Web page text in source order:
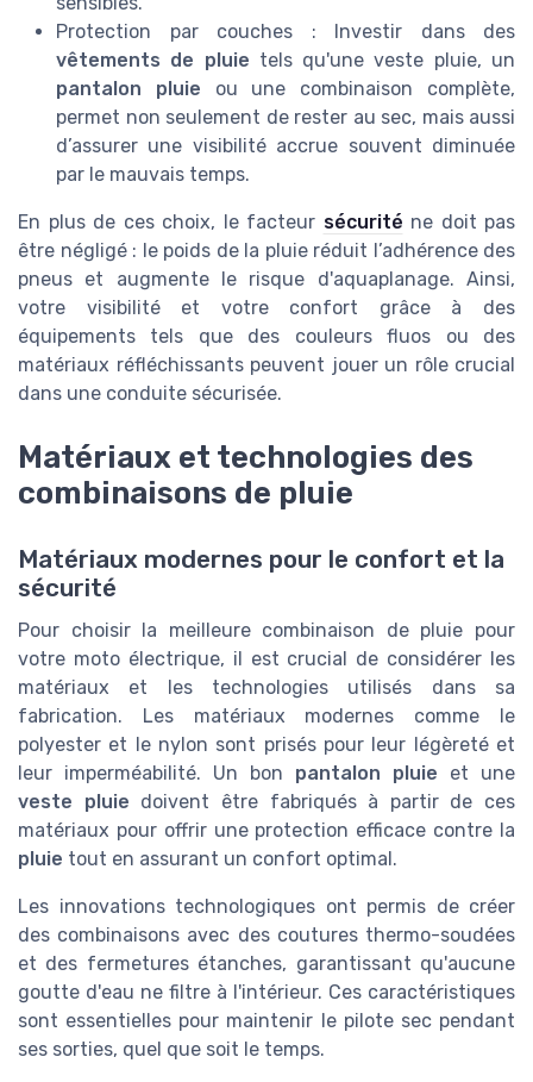
Protection par couches : Investir dans des
vêtements de pluie tels qu'une veste pluie, un
pantalon pluie ou une combinaison complète,
permet non seulement de rester au sec, mais aussi
d’assurer une visibilité accrue souvent diminuée
par le mauvais temps.
En plus de ces choix, le facteur sécurité ne doit pas
être négligé : le poids de la pluie réduit l’adhérence des
pneus et augmente le risque d'aquaplanage. Ainsi,
votre visibilité et votre confort grâce à des
équipements tels que des couleurs fluos ou des
matériaux réfléchissants peuvent jouer un rôle crucial
dans une conduite sécurisée.
Matériaux et technologies des
combinaisons de pluie
Matériaux modernes pour le confort et la
sécurité
Pour choisir la meilleure combinaison de pluie pour
votre moto électrique, il est crucial de considérer les
matériaux et les technologies utilisés dans sa
fabrication. Les matériaux modernes comme le
polyester et le nylon sont prisés pour leur légèreté et
leur imperméabilité. Un bon pantalon pluie et une
veste pluie doivent être fabriqués à partir de ces
matériaux pour offrir une protection efficace contre la
pluie tout en assurant un confort optimal.
Les innovations technologiques ont permis de créer
des combinaisons avec des coutures thermo-soudées
et des fermetures étanches, garantissant qu'aucune
goutte d'eau ne filtre à l'intérieur. Ces caractéristiques
sont essentielles pour maintenir le pilote sec pendant
ses sorties, quel que soit le temps.